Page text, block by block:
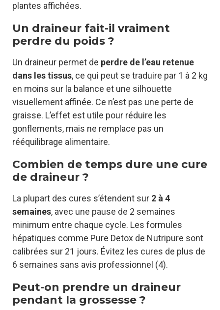
plantes affichées.
Un draineur fait-il vraiment
perdre du poids ?
Un draineur permet de perdre de l’eau retenue
dans les tissus, ce qui peut se traduire par 1 à 2 kg
en moins sur la balance et une silhouette
visuellement affinée. Ce n’est pas une perte de
graisse. L’effet est utile pour réduire les
gonflements, mais ne remplace pas un
rééquilibrage alimentaire.
Combien de temps dure une cure
de draineur ?
La plupart des cures s’étendent sur 2 à 4
semaines, avec une pause de 2 semaines
minimum entre chaque cycle. Les formules
hépatiques comme Pure Detox de Nutripure sont
calibrées sur 21 jours. Évitez les cures de plus de
6 semaines sans avis professionnel (4).
Peut-on prendre un draineur
pendant la grossesse ?